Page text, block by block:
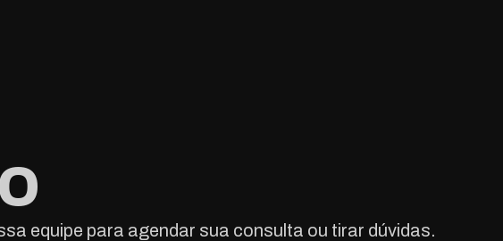
equipe para agendar sua consulta ou tirar dúvidas.